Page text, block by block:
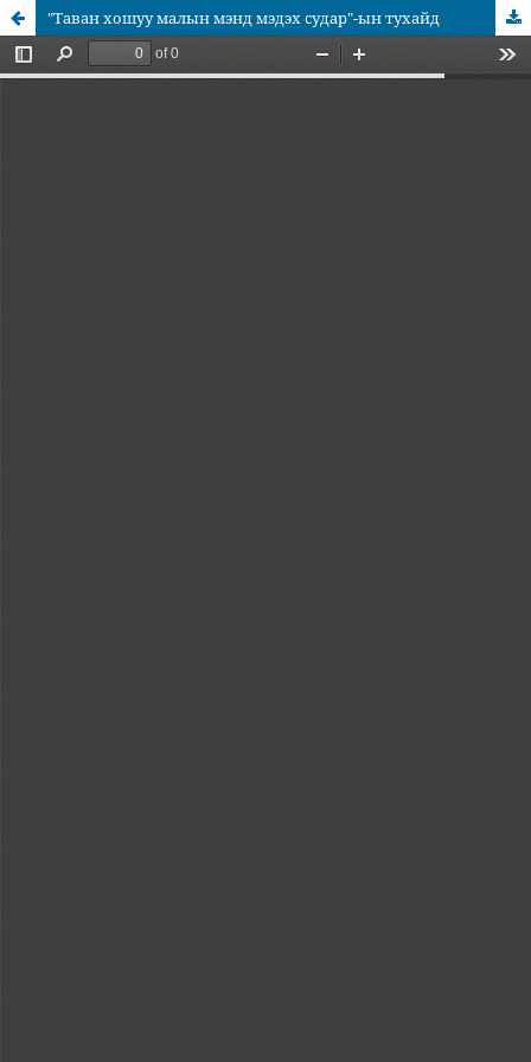
"Таван хошуу малын мэнд мэдэх судар"-ын тухайд